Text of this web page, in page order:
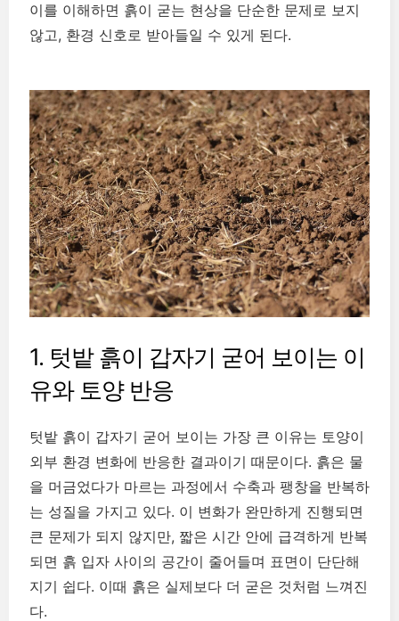
이를 이해하면 흙이 굳는 현상을 단순한 문제로 보지
않고, 환경 신호로 받아들일 수 있게 된다.
1. 텃밭 흙이 갑자기 굳어 보이는 이
유와 토양 반응
텃밭 흙이 갑자기 굳어 보이는 가장 큰 이유는 토양이
외부 환경 변화에 반응한 결과이기 때문이다. 흙은 물
을 머금었다가 마르는 과정에서 수축과 팽창을 반복하
는 성질을 가지고 있다. 이 변화가 완만하게 진행되면
큰 문제가 되지 않지만, 짧은 시간 안에 급격하게 반복
되면 흙 입자 사이의 공간이 줄어들며 표면이 단단해
지기 쉽다. 이때 흙은 실제보다 더 굳은 것처럼 느껴진
다.